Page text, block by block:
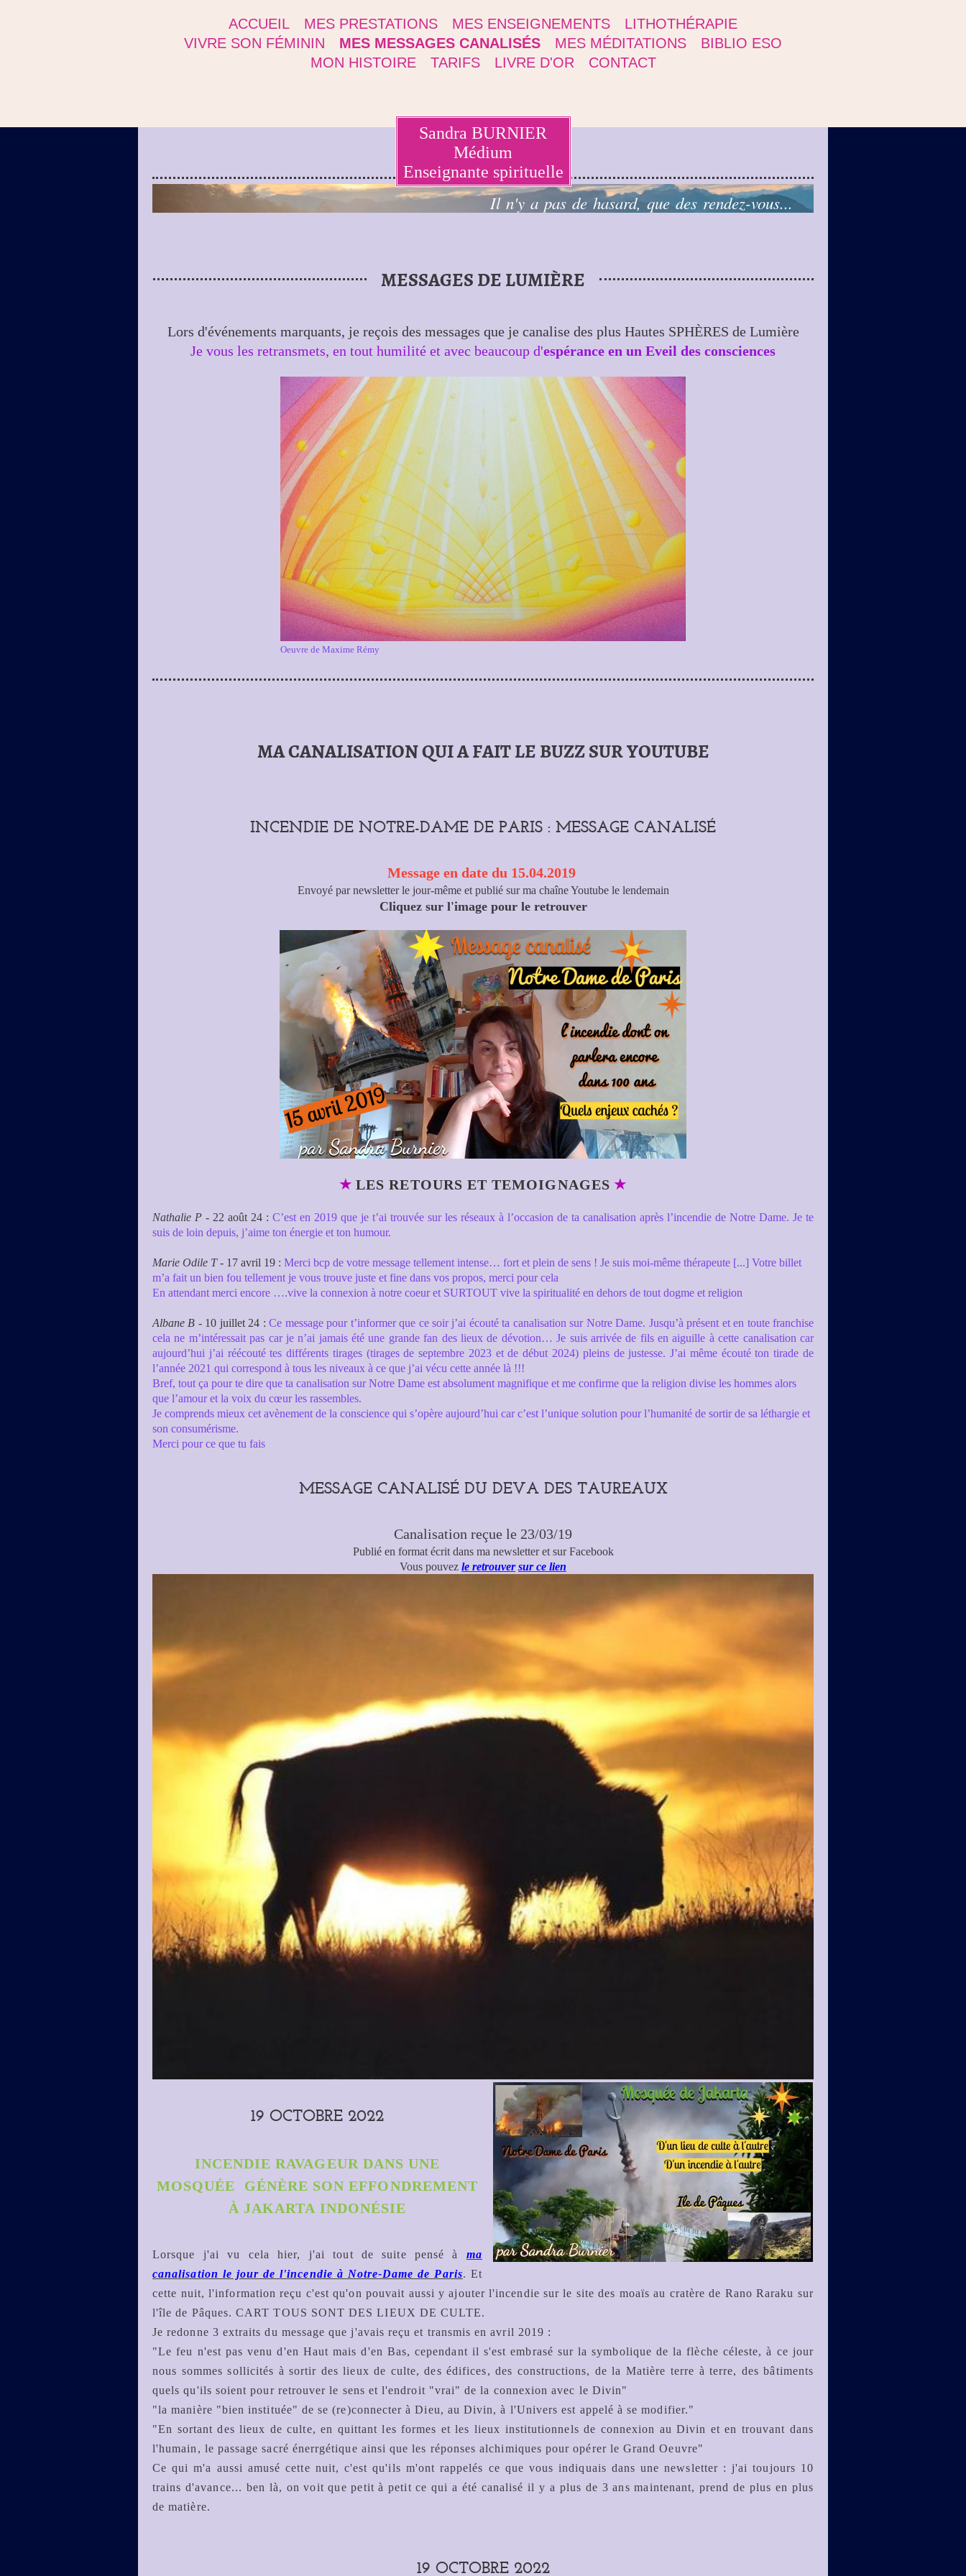
ACCUEIL MES PRESTATIONS MES ENSEIGNEMENTS
LITHOTHÉRAPIE
VIVRE SON FÉMININ
MES MESSAGES CANALISÉS MES MÉDITATIONS
BIBLIO ESO
MON HISTOIRE
TARIFS LIVRE D'OR CONTACT
Sandra BURNIER
Médium
Enseignante spirituelle
Il n'y a pas de hasard, que des rendez-vous...
MESSAGES DE LUMIÈRE
Lors d'événements marquants, je reçois des messages que je canalise des plus Hautes SPHÈRES de Lumière
Je vous les retransmets, en tout humilité et avec beaucoup d'espérance en un Eveil des consciences
Oeuvre de Maxime Rémy
MA CANALISATION QUI A FAIT LE BUZZ SUR YOUTUBE
INCENDIE DE NOTRE-DAME DE PARIS : MESSAGE CANALISÉ
Message en date du 15.04.2019
Envoyé par newsletter le jour-même et publié sur ma chaîne Youtube le lendemain
Cliquez sur l'image pour le retrouver
★ LES RETOURS ET TEMOIGNAGES ★
Nathalie P - 22 août 24 :C’est en 2019 que je t’ai trouvée sur les réseaux à l’occasion de ta canalisation après l’incendie de Notre Dame. Je te
suis de loin depuis, j’aime ton énergie et ton humour.
Marie Odile T - 17 avril 19 :Merci bcpde votre message tellement intense… fort et pleinde sens ! Je suis moi-même thérapeute [...] Votre billet
m’a fait un bien fou tellement je vous trouve juste et fine dans vos propos, merci pour cela
En attendant merci encore ….vive la connexion ànotre coeur et SURTOUT vive la spiritualité endehorsde tout dogme et religion
Albane B - 10 juillet 24 : Ce message pour t’informer que ce soir j’ai écouté ta canalisationsur Notre Dame. Jusqu’à présent et en toute franchise
cela ne m’intéressait pas car je n’ai jamais été une grande fan des lieux de dévotion… Je suis arrivée de fils en aiguille à cette canalisationcar
aujourd’hui j’ai réécouté tes différents tirages (tirages de septembre 2023 et de début 2024) pleins de justesse. J’ai même écouté ton tirade de
l’année 2021 qui correspond à tous les niveaux à ce que j’ai vécu cette année là !!!
Bref, tout ça pour te dire que tacanalisation sur Notre Dame est absolument magnifique et me confirme que la religion divise les hommes alors
que l’amour et la voix du cœur les rassembles.
Je comprends mieux cet avènement de la conscience qui s’opère aujourd’hui car c’est l’unique solution pour l’humanité de sortir de sa léthargie et
son consumérisme.
Merci pour ce que tu fais
MESSAGE CANALISÉ DU DEVA DES TAUREAUX
Canalisation reçue le 23/03/19
Publié en format écrit dans ma newsletter et sur Facebook
Vous pouvez le retrouver sur ce lien
19 OCTOBRE 2022
INCENDIE RAVAGEUR DANS UNE
MOSQUÉE GÉNÈRE SON EFFONDREMENT
À JAKARTA INDONÉSIE
Lorsque j'ai vu cela hier, j'ai tout de suite pensé à ma
canalisation le jour de l'incendie à Notre-Dame de Paris. Et
cette nuit, l'information reçu c'est qu'on pouvait aussi y ajouter l'incendie sur le site des moaïs au cratère de Rano Raraku sur
l'île de Pâques. CART TOUS SONT DES LIEUX DE CULTE.
Je redonne 3 extraits du message que j'avais reçu et transmis en avril 2019 :
"Le feu n'est pas venu d'en Haut mais d'en Bas, cependant il s'est embrasé sur la symbolique de la flèche céleste, à ce jour
nous sommes sollicités à sortir des lieux de culte, des édifices, des constructions, de la Matière terre à terre, des bâtiments
quels qu'ils soient pour retrouver le sens et l'endroit "vrai" de la connexion avec le Divin"
"la manière "bien instituée" de se (re)connecter à Dieu, au Divin, à l'Univers est appelé à se modifier."
"En sortant des lieux de culte, en quittant les formes et les lieux institutionnels de connexion au Divin et en trouvant dans
l'humain, le passage sacré énerrgétique ainsi que les réponses alchimiques pour opérer le Grand Oeuvre"
Ce qui m'a aussi amusé cette nuit, c'est qu'ils m'ont rappelés ce que vous indiquais dans une newsletter : j'ai toujours 10
trains d'avance... ben là, on voit que petit à petit ce qui a été canalisé il y a plus de 3 ans maintenant, prend de plus en plus
de matière.
19 OCTOBRE 2022